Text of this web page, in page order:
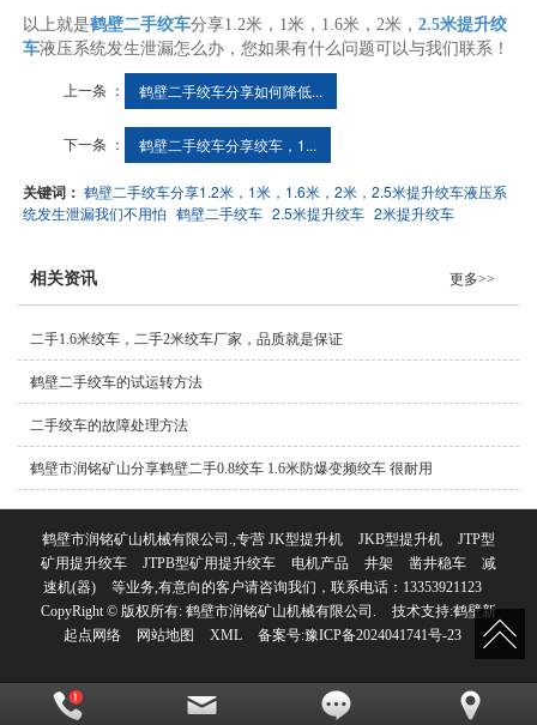
以上就是鹤壁二手绞车分享1.2米，1米，1.6米，2米，2.5米提升绞
车液压系统发生泄漏怎么办，您如果有什么问题可以与我们联系！
上一条 ： 鹤壁二手绞车分享如何降低...
下一条 ： 鹤壁二手绞车分享绞车，1...
关键词：鹤壁二手绞车分享1.2米，1米，1.6米，2米，2.5米提升绞车液压系
统发生泄漏我们不用怕 鹤壁二手绞车 2.5米提升绞车 2米提升绞车
相关资讯 更多>>
二手1.6米绞车，二手2米绞车厂家，品质就是保证
鹤壁二手绞车的试运转方法
二手绞车的故障处理方法
鹤壁市润铭矿山分享鹤壁二手0.8绞车 1.6米防爆变频绞车 很耐用
鹤壁市润铭矿山机械有限公司.,专营 JK型提升机 JKB型提升机
JTP型
矿用提升绞车
JTPB型矿用提升绞车 电机产品 井架 凿井稳车
减
速机(器)
等业务,有意向的客户请咨询我们，联系电话： 13353921123
CopyRight © 版权所有: 鹤壁市润铭矿山机械有限公司. 技术支持:鹤壁新
起点网络
网站地图 XML 备案号:豫ICP备2024041741号-23